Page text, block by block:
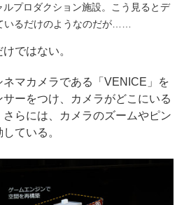
ルプロダクション施設。こう見るとデ
いるだけのようなのだが……
ではない。
マカメラである「VENICE」を
ーをつけ、カメラがどこにいる
らには、カメラのズームやピン
ている。